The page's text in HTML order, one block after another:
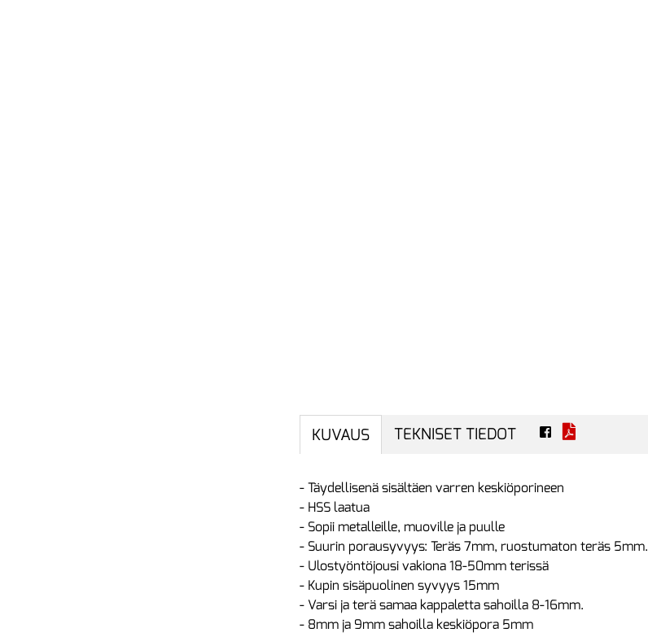
KUVAUS TEKNISET TIEDOT
- Täydellisenä sisältäen varren keskiöporineen
- HSS laatua
- Sopii metalleille, muoville ja puulle
- Suurin porausyvyys: Teräs 7mm, ruostumaton teräs 5mm.
- Ulostyöntöjousi vakiona 18-50mm terissä
- Kupin sisäpuolinen syvyys 15mm
- Varsi ja terä samaa kappaletta sahoilla 8-16mm.
- 8mm ja 9mm sahoilla keskiöpora 5mm